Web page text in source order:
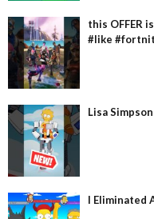
this OFFER
#like
Lisa
I Eliminated